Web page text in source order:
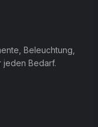
Beleuchtung,
jeden Bedarf.